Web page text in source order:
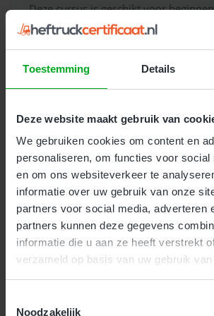
Toestemming Details
Deze website maakt gebruik van
We gebruiken cookies om content en
personaliseren, om functies voor social
en om ons websiteverkeer te
informatie over uw gebruik van onze
partners voor social media, adverteren
partners kunnen deze gegevens
informatie die u aan ze heeft verstrekt
verzameld op basis van uw gebruik van
Noodzakelijk
Deze cursus is geschikt voor
bestuurders zonder of met weinig
veiligheidsopleiding gaat dieper in
aaneengesloten dagen.
Meer Informatie
Veilig werken met de
reachtruck